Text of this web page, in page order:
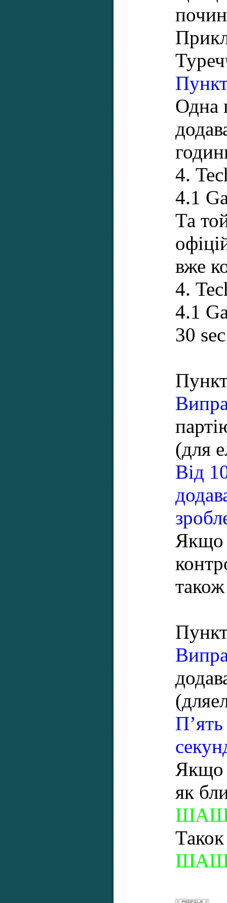
Одна
4.
4.1
Та
вже
4.
4.1
30
(для
Від
Якщо
Якщо
як